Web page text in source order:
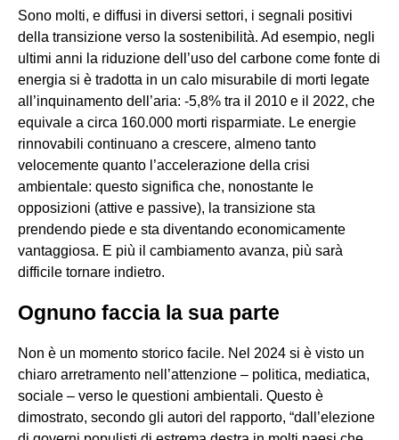
Sono molti, e diffusi in diversi settori, i segnali positivi
della transizione verso la sostenibilità. Ad esempio, negli
ultimi anni la riduzione dell’uso del carbone come fonte di
energia si è tradotta in un calo misurabile di morti legate
all’inquinamento dell’aria: -5,8% tra il 2010 e il 2022, che
equivale a circa 160.000 morti risparmiate. Le energie
rinnovabili continuano a crescere, almeno tanto
velocemente quanto l’accelerazione della crisi
ambientale: questo significa che, nonostante le
opposizioni (attive e passive), la transizione sta
prendendo piede e sta diventando economicamente
vantaggiosa. E più il cambiamento avanza, più sarà
difficile tornare indietro.
Ognuno faccia la sua parte
Non è un momento storico facile. Nel 2024 si è visto un
chiaro arretramento nell’attenzione – politica, mediatica,
sociale – verso le questioni ambientali. Questo è
dimostrato, secondo gli autori del rapporto, “dall’elezione